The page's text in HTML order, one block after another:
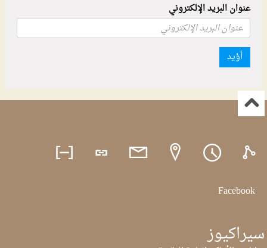
عنوان البريد الإلكتروني
أؤيد
Facebook
سيراكيوز